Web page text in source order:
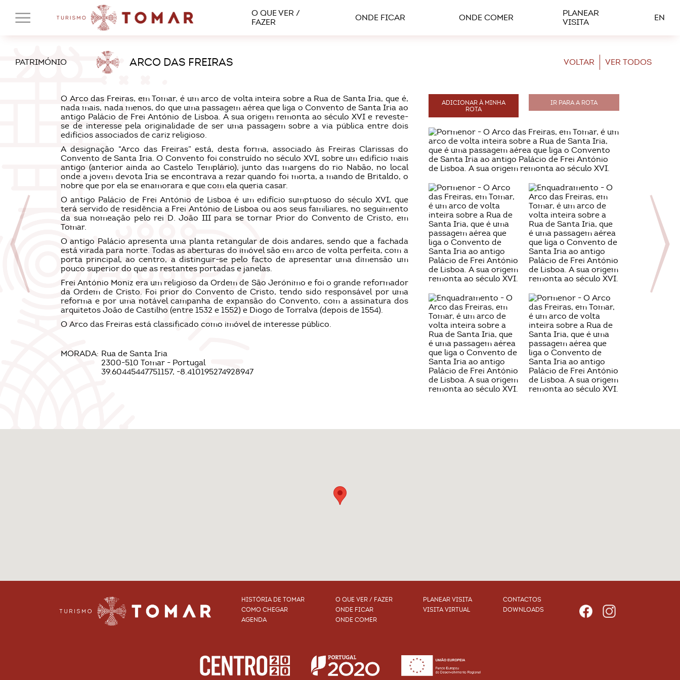
O QUE VER /
FAZER
ONDE FICAR ONDE COMER
PLANEAR
VISITA
EN
PATRIMÓNIO ARCO DAS FREIRAS VOLTAR VER TODOS
O Arco das Freiras, em Tomar, é um arco de volta inteira sobre a Rua de Santa Iria, que é,
nada mais, nada menos, do que uma passagem aérea que liga o Convento de Santa Iria ao
antigo Palácio de Frei António de Lisboa. A sua origem remonta ao século XVI e reveste-
se de interesse pela originalidade de ser uma passagem sobre a via pública entre dois
edifícios associados de cariz religioso.
A designação “Arco das Freiras” está, desta forma, associado às Freiras Clarissas do
Convento de Santa Iria. O Convento foi construído no século XVI, sobre um edifício mais
antigo (anterior ainda ao Castelo Templário), junto das margens do rio Nabão, no local
onde a jovem devota Iria se encontrava a rezar quando foi morta, a mando de Britaldo, o
nobre que por ela se enamorara e que com ela queria casar.
O antigo Palácio de Frei António de Lisboa é um edifício sumptuoso do século XVI, que
terá servido de residência a Frei António de Lisboa ou aos seus familiares, no seguimento
da sua nomeação pelo rei D. João III para se tornar Prior do Convento de Cristo, em
Tomar.
O antigo Palácio apresenta uma planta retangular de dois andares, sendo que a fachada
está virada para norte. Todas as aberturas do imóvel são em arco de volta perfeita, com a
porta principal, ao centro, a distinguir-se pelo facto de apresentar uma dimensão um
pouco superior do que as restantes portadas e janelas.
Frei António Moniz era um religioso da Ordem de São Jerónimo e foi o grande reformador
da Ordem de Cristo. Foi prior do Convento de Cristo, tendo sido responsável por uma
reforma e por uma notável campanha de expansão do Convento, com a assinatura dos
arquitetos João de Castilho (entre 1532 e 1552) e Diogo de Torralva (depois de 1554).
O Arco das Freiras está classificado como imóvel de interesse público.
MORADA: Rua de Santa Iria
2300-510 Tomar - Portugal
39.60445447751157, -8.410195274928947
ADICIONAR À MINHA
ROTA
IR PARA A ROTA
HISTÓRIA DE TOMAR
COMO CHEGAR
AGENDA
O QUE VER / FAZER
ONDE FICAR
ONDE COMER
PLANEAR VISITA
VISITA VIRTUAL
CONTACTOS
DOWNLOADS